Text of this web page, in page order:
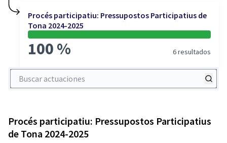
Procés participatiu: Pressupostos Participatius de
Tona 2024-2025
100 % 6 resultados
Buscar actuaciones
Procés participatiu: Pressupostos Participatius
de Tona 2024-2025